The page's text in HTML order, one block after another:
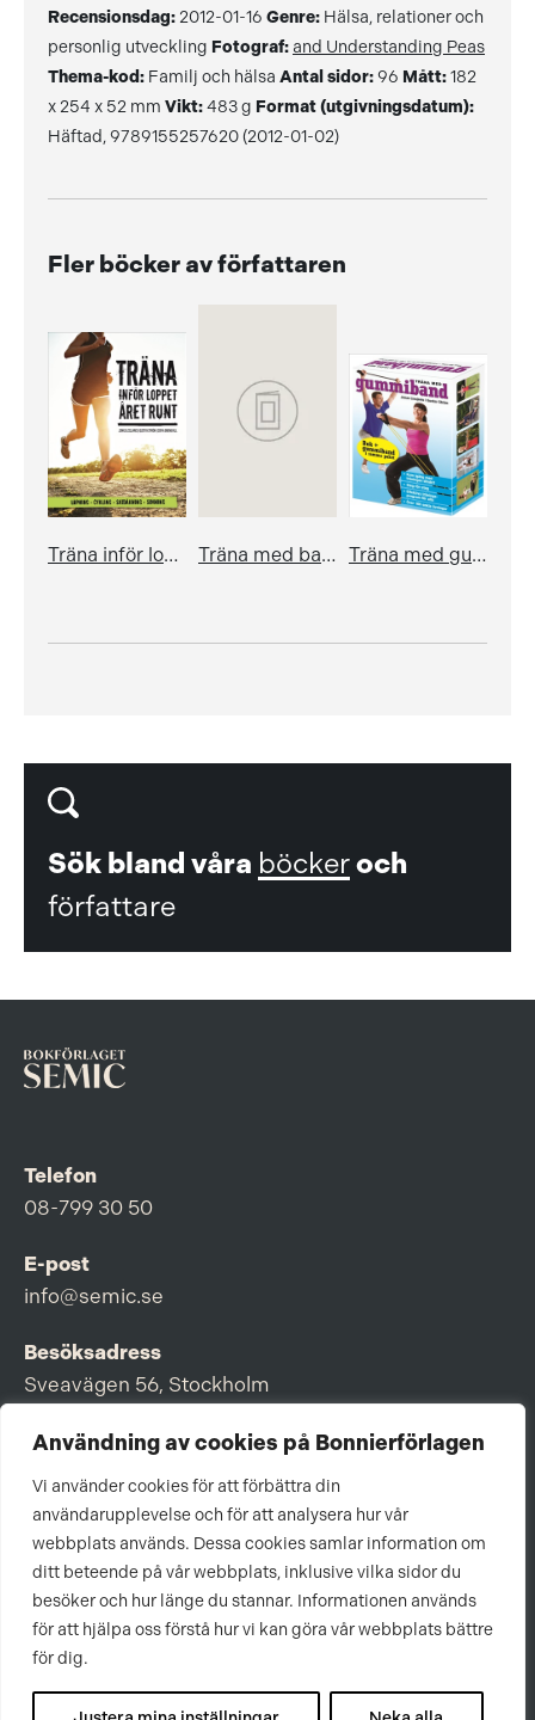
Användning av cookies på Bonnierförlagen
Vi använder cookies för att förbättra din
användarupplevelse och för att analysera hur vår
webbplats används. Dessa cookies samlar information om
ditt beteende på vår webbplats, inklusive vilka sidor du
besöker och hur länge du stannar. Informationen används
för att hjälpa oss förstå hur vi kan göra vår webbplats bättre
för dig.
Recensionsdag: 2012-01-16 Genre: Hälsa, relationer och
personlig utveckling Fotograf: and Understanding Peas
Thema-kod: Familj och hälsa Antal sidor:96 Mått:182
x 254 x 52 mm Vikt:483 g Format (utgivningsdatum):
Häftad, 9789155257620 (2012-01-02)
Fler böcker av författaren
Träna inför loppet - året runt Träna med balansboll (bok+kartong) Träna med gummiband (bok+kartong)
Sök bland våra böckeroch
författare
Telefon
08-799 30 50
E-post
info@semic.se
Besöksadress
Sveavägen 56, Stockholm
Postadress
Om Bonnierförlagen
Cookies
Integritetspolicy